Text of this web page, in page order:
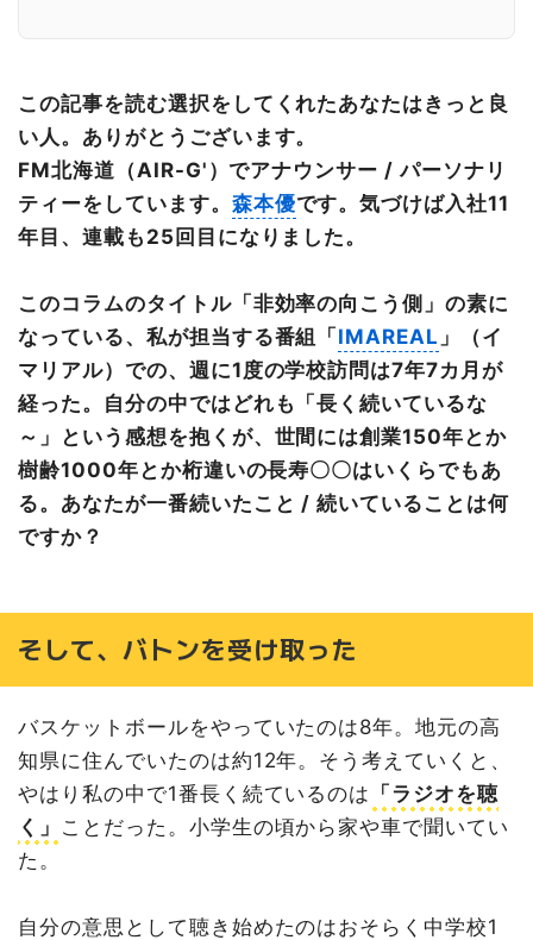
この記事を読む選択をしてくれたあなたはきっと良
い人。ありがとうございます。
FM北海道（AIR-G'）でアナウンサー / パーソナリ
ティーをしています。 森本優です。気づけば入社11
年目、連載も25回目になりました。
このコラムのタイトル「非効率の向こう側」の素に
なっている、私が担当する番組「IMAREAL 」（イ
マリアル）での、週に1度の学校訪問は7年7カ月が
経った。自分の中ではどれも「長く続いているな
～」という感想を抱くが、世間には創業150年とか
樹齢1000年とか桁違いの長寿〇〇はいくらでもあ
る。あなたが一番続いたこと / 続いていることは何
ですか？
そして、バトンを受け取った
バスケットボールをやっていたのは8年。地元の高
知県に住んでいたのは約12年。そう考えていくと、
やはり私の中で1番長く続ているのは 「ラジオを聴
く」 ことだった。小学生の頃から家や車で聞いてい
た。
自分の意思として聴き始めたのはおそらく中学校1